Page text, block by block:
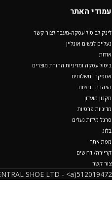
עמודי האתר
לינק לביטול עסקה-מעבר לצור קשר
נעליים לנשים אונליין
אודות
ביטול עסקה ומדיניות החזרת מוצרים
אספקה ומשלוחים
הצהרת נגישות
תקנון מועדון
מדיניות פרטיות
סרגל מידות נעלים
בלוג
מפת אתר
קריירה/ דרושים
צור קשר